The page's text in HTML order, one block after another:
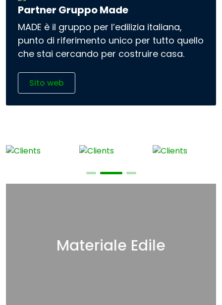
Partner Gruppo Made
MADE è il gruppo per l’edilizia italiana,
punto di riferimento unico per tutto quello
che stai cercando per costruire casa.
Sito web
Materiale Edile